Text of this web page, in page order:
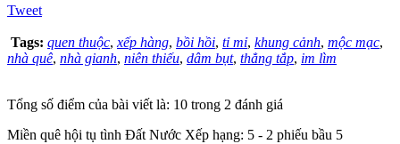
Tweet
Tags: quen thuộc, xếp hàng, bồi hồi, tỉ mỉ, khung cảnh, mộc mạc,
nhà quê, nhà gianh, niên thiếu, dâm bụt, thẳng tắp, im lìm
Tổng số điểm của bài viết là: 10 trong 2 đánh giá
Miền quê hội tụ tình Đất Nước Xếp hạng: 5 - 2 phiếu bầu 5